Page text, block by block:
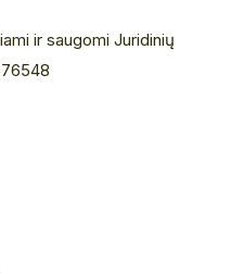
ir saugomi Juridinių